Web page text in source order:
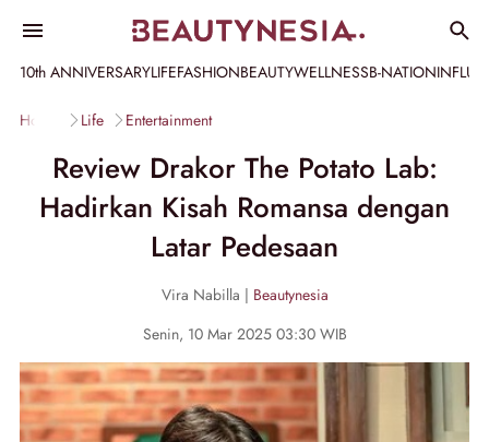
10th ANNIVERSARYLIFEFASHIONBEAUTYWELLNESSB-NATION
Home Life Entertainment
Review Drakor The Potato Lab:
Hadirkan Kisah Romansa dengan
Latar Pedesaan
Vira Nabilla | Beautynesia
Senin, 10 Mar 2025 03:30 WIB